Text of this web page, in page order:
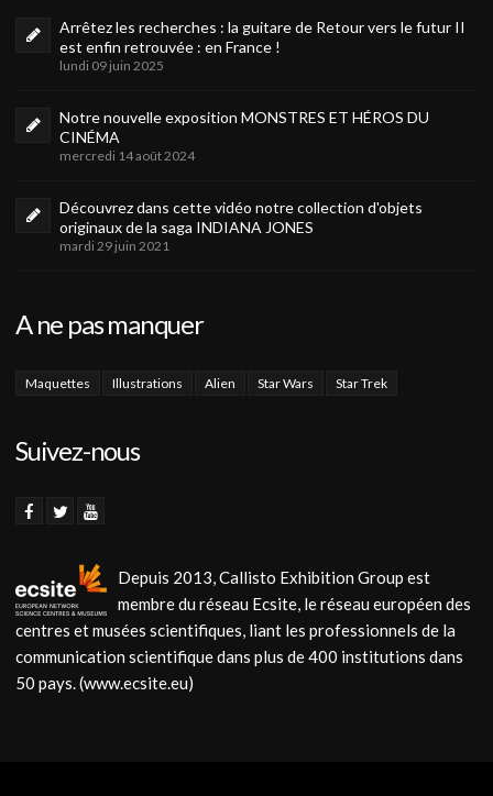
Arrêtez les recherches : la guitare de Retour vers le futur II
est enfin retrouvée : en France !
lundi 09 juin 2025
Notre nouvelle exposition MONSTRES ET HÉROS DU
CINÉMA
mercredi 14 août 2024
Découvrez dans cette vidéo notre collection d'objets
originaux de la saga INDIANA JONES
mardi 29 juin 2021
A ne pas manquer
Maquettes Illustrations Alien Star Wars Star Trek
Suivez-nous
Depuis 2013, Callisto Exhibition Group est
membre du réseau Ecsite, le réseau européen des
centres et musées scientifiques, liant les professionnels de la
communication scientifique dans plus de 400 institutions dans
50 pays. (www.ecsite.eu)